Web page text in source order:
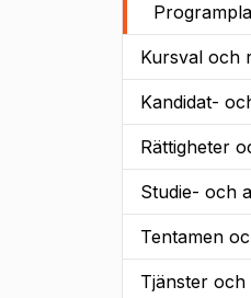
Kursval och
Kandidat-
Rättigheter
Studie- och
Tentamen
Tjänster